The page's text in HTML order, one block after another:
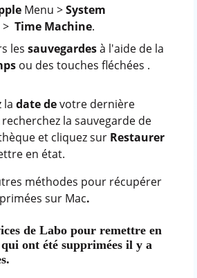
Menu >System
> Time Machine.
lessauvegardesà l'aide de la
ou des touches fléchées .
ladate devotre dernière
la sauvegarde de
et cliquez sur Restaurer
en état.
méthodes pour récupérer
sur Mac.
de Labo pour remettre en
ont été supprimées il y a